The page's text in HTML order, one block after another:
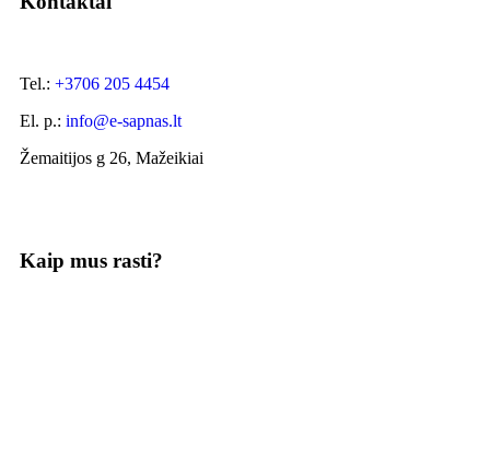
Tel.: +3706 205 4454
El. p.: info@e-sapnas.lt
Žemaitijos g 26, Mažeikiai
Kaip mus rasti?